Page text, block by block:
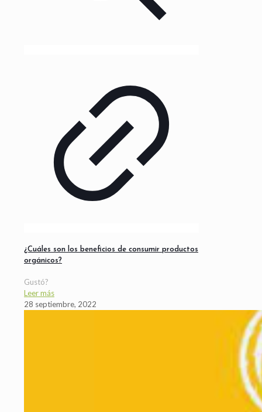
¿Cuáles son los beneficios de consumir productos
orgánicos?
Gustó?
Leer más
28 septiembre, 2022